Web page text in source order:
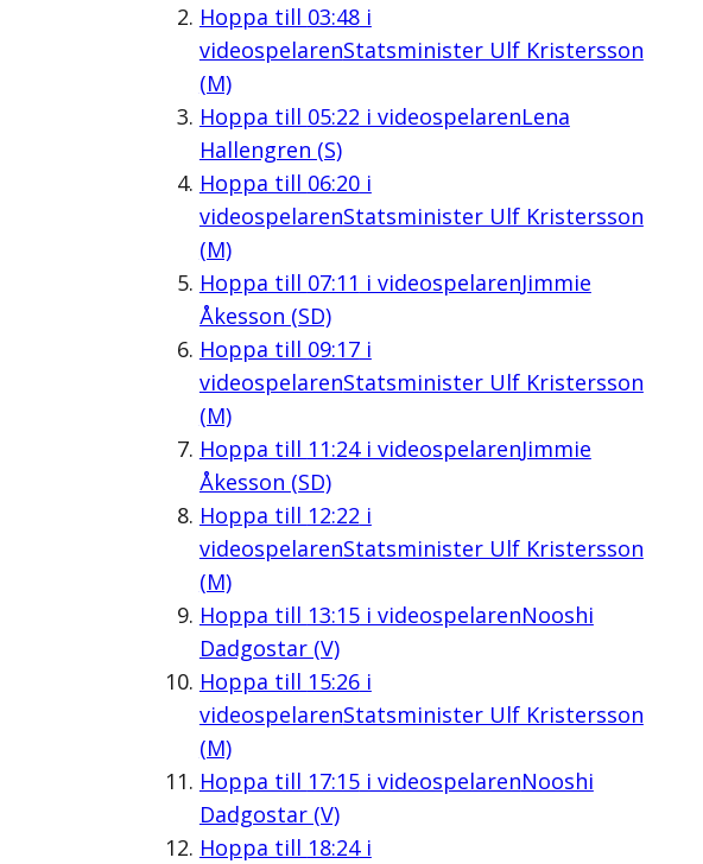
Hoppa till 03:48i
videospelarenStatsminister Ulf Kristersson
(M)
Hoppa till 05:22 i videospelarenLena
Hallengren (S)
Hoppa till 06:20i
videospelarenStatsminister Ulf Kristersson
(M)
Hoppa till 07:11 i videospelarenJimmie
Åkesson (SD)
Hoppa till 09:17i
videospelarenStatsminister Ulf Kristersson
(M)
Hoppa till 11:24i videospelarenJimmie
Åkesson (SD)
Hoppa till 12:22 i
videospelarenStatsminister Ulf Kristersson
(M)
Hoppa till 13:15i videospelarenNooshi
Dadgostar (V)
Hoppa till 15:26i
videospelarenStatsminister Ulf Kristersson
(M)
Hoppa till 17:15i videospelarenNooshi
Dadgostar (V)
Hoppa till 18:24i